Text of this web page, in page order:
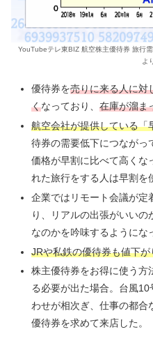
YouTubeテレ東BIZ 航空株主優待券 旅行
よ
優待券を売りに来る人に対
くなっており、 在庫が溜ま
航空会社が提供している「
待券の需要低下につながっ
価格が早割に比べて高くな
れた旅行をする人は早割を
企業ではリモート会議が定
り、リアルの出張がいい
なのかを吟味するようにな
JRや私鉄の優待券も値下
株主優待券をお得に使う方
る必要が出た場合。台風
わせが相次ぎ、仕事の都合
優待券を求めて来店した。